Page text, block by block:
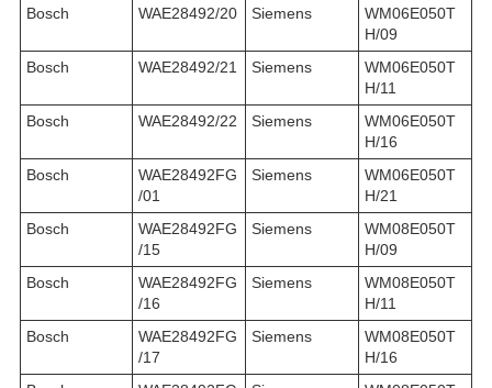
Bosch
WAE28492/20 Siemens
WM06E050T
H/09
Bosch
WAE28492/21 Siemens
WM06E050T
H/11
Bosch
WAE28492/22 Siemens
WM06E050T
H/16
Bosch
WAE28492FG
/01
Siemens
WM06E050T
H/21
Bosch
WAE28492FG
/15
Siemens
WM08E050T
H/09
Bosch
WAE28492FG
/16
Siemens
WM08E050T
H/11
Bosch
WAE28492FG
/17
Siemens
WM08E050T
H/16